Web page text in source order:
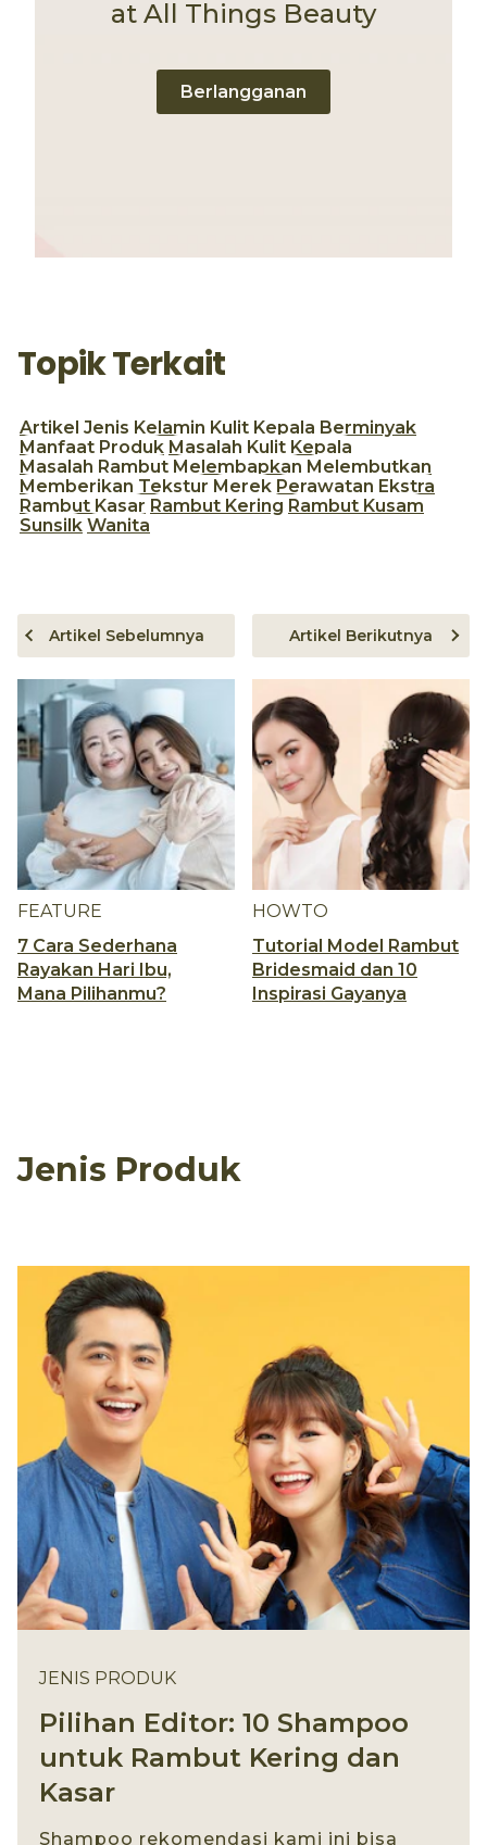
at All Things Beauty
Berlangganan
Topik Terkait
Artikel Jenis Kelamin Kulit Kepala Berminyak
Manfaat Produk Masalah Kulit Kepala
Masalah Rambut Melembapkan Melembutkan
Memberikan Tekstur Merek Perawatan Ekstra
Rambut Kasar Rambut Kering Rambut Kusam
Sunsilk Wanita
FEATURE
7 Cara Sederhana
Rayakan Hari Ibu,
Mana Pilihanmu?
Artikel Sebelumnya
HOWTO
Tutorial Model Rambut
Bridesmaid dan 10
Inspirasi Gayanya
Artikel Berikutnya
Jenis Produk
JENIS PRODUK
Pilihan Editor: 10 Shampoo
untuk Rambut Kering dan
Kasar
Shampoo rekomendasi kami ini bisa